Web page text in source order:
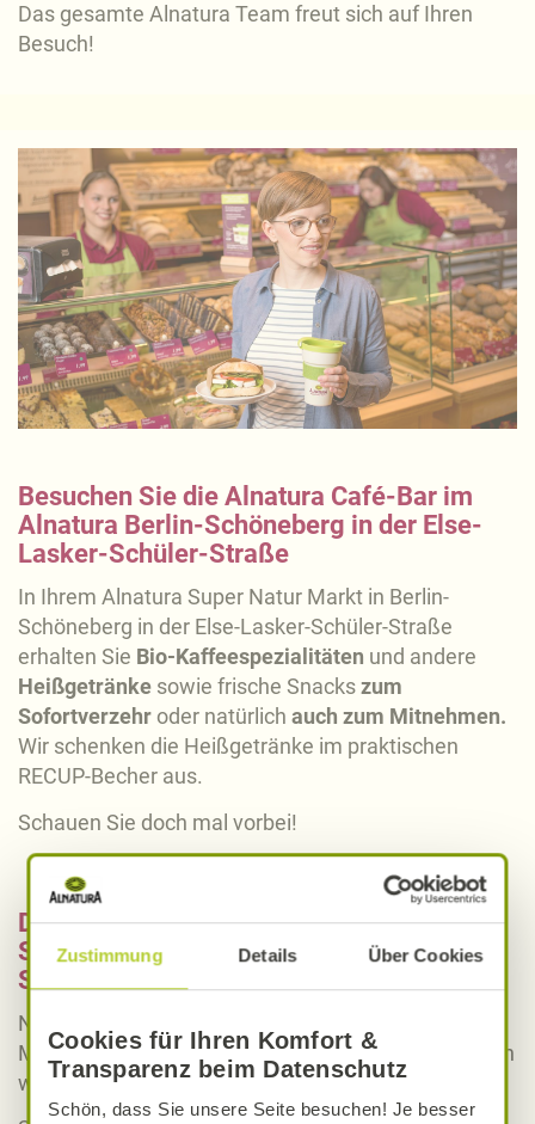
Zustimmung Details Über Cookies
Cookies für Ihren Komfort &
Transparenz beim Datenschutz
Schön, dass Sie unsere Seite besuchen! Je besser
Das gesamte Alnatura Team freut sich auf Ihren
Besuch!
Besuchen Sie die Alnatura Café-Bar im
Alnatura Berlin-Schöneberg in der Else-
Lasker-Schüler-Straße
In Ihrem Alnatura Super Natur Markt in Berlin-
Schöneberg in der Else-Lasker-Schüler-Straße
erhalten Sie Bio-Kaffeespezialitäten und andere
Heißgetränke sowie frische Snackszum
Sofortverzehr oder natürlich auch zum Mitnehmen.
Wir schenken die Heißgetränke im praktischen
RECUP-Becher aus.
Schauen Sie doch mal vorbei!
Diese Marken & Produkte finden Sie im
Sortiment des Alnatura Markts in Berlin-
Schöneberg
Neben unseren regionalen Partnern, die unsere
Märkte mit frischen Lebensmitteln versorgen, bieten
wir natürlich auch überregionale Produkte an.